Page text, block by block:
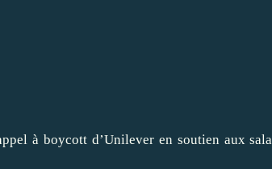
à boycott d’Unilever en soutien aux